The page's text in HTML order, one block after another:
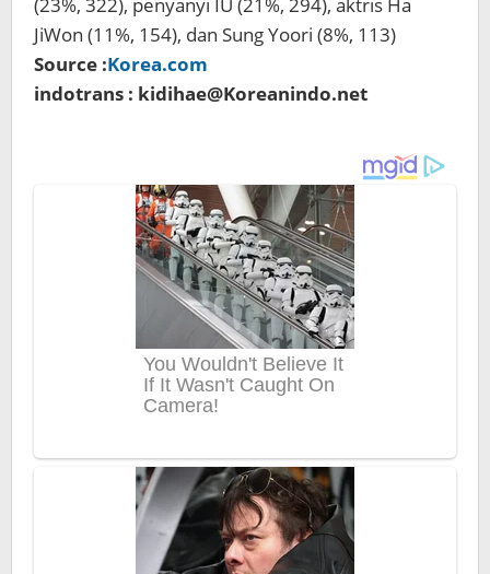
JiWon (11%, 154), dan Sung Yoori (8%, 113)
Source :Korea.com
indotrans : kidihae@Koreanindo.net